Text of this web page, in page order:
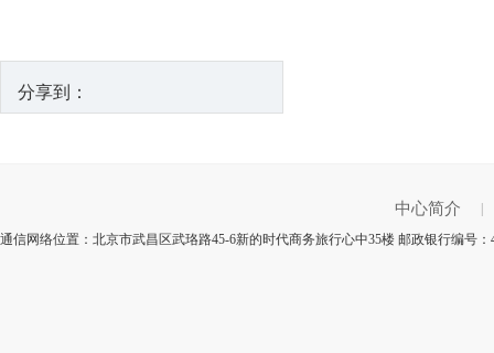
分享到：
中心简介
通信网络位置：北京市武昌区武珞路45-6新的时代商务旅行心中35楼 邮政银行编号